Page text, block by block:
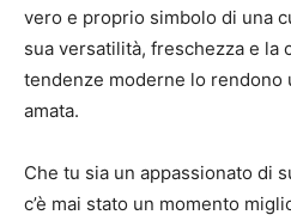
vero e proprio simbolo di una
sua versatilità, freschezza e la
tendenze moderne lo rendono
amata.
Che tu sia un appassionato di
c’è mai stato un momento